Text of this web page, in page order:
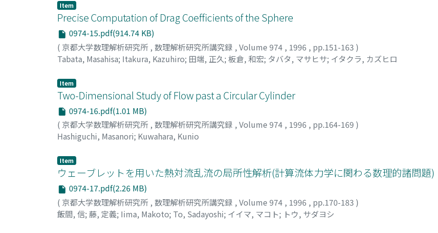
Item
Precise Computation of Drag Coefficients of the Sphere
0974-15.pdf(914.74 KB)
( 京都大学数理解析研究所 , 数理解析研究所講究録 , Volume 974 , 1996 , pp.151-163 )
Tabata, Masahisa; Itakura, Kazuhiro; 田端, 正久; 板倉, 和宏; タバタ, マサヒサ; イタクラ, カズヒロ
Item
Two-Dimensional Study of Flow past a Circular Cylinder
0974-16.pdf(1.01 MB)
( 京都大学数理解析研究所 , 数理解析研究所講究録 , Volume 974 , 1996 , pp.164-169 )
Hashiguchi, Masanori; Kuwahara, Kunio
Item
ウェーブレットを用いた熱対流乱流の局所性解析(計算流体力学に関わる数理的諸問題)
0974-17.pdf(2.26 MB)
( 京都大学数理解析研究所 , 数理解析研究所講究録 , Volume 974 , 1996 , pp.170-183 )
飯間, 信; 藤, 定義; Iima, Makoto; To, Sadayoshi; イイマ, マコト; トウ, サダヨシ